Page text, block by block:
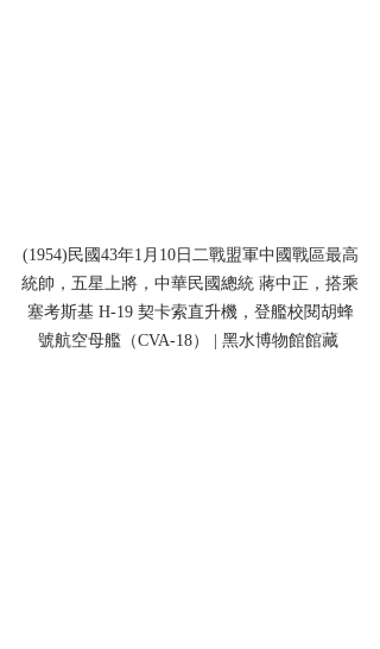
(1954)民國43年1月10日二戰盟軍中國戰區最高
統帥，五星上將，中華民國總統 蔣中正，搭乘
塞考斯基 H-19 契卡索直升機，登艦校閱胡蜂
號航空母艦（CVA-18） | 黑水博物館館藏